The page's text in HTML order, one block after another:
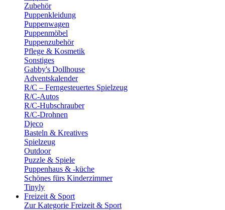
Zubehör
Puppenkleidung
Puppenwagen
Puppenmöbel
Puppenzubehör
Pflege & Kosmetik
Sonstiges
Gabby's Dollhouse
Adventskalender
R/C – Ferngesteuertes Spielzeug
R/C-Autos
R/C-Hubschrauber
R/C-Drohnen
Djeco
Basteln & Kreatives
Spielzeug
Outdoor
Puzzle & Spiele
Puppenhaus & -küche
Schönes fürs Kinderzimmer
Tinyly
Freizeit & Sport
Zur Kategorie Freizeit & Sport